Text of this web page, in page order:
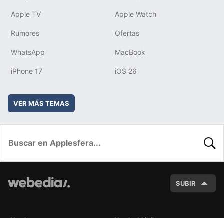
Apple TV Apple Watch
Rumores Ofertas
WhatsApp MacBook
iPhone 17 iOS 26
VER MÁS TEMAS
SUBIR